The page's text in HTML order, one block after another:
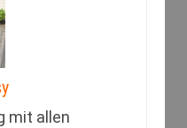
mit allen